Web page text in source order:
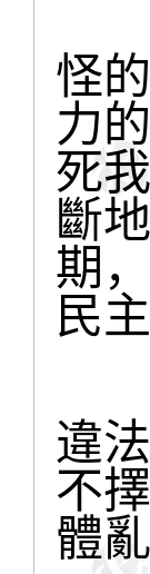
近
怪
力
死
斷
期
民
首
違
不
體